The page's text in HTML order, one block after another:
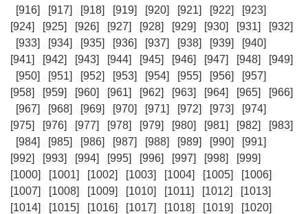
[916] [917] [918] [919] [920] [921] [922]
[923]
[924]
[925] [926] [927] [928] [929] [930] [931]
[932]
[933]
[934] [935] [936] [937] [938] [939]
[940]
[941]
[942] [943] [944] [945] [946] [947] [948]
[949]
[950]
[951] [952] [953] [954] [955] [956]
[957]
[958]
[959] [960] [961] [962] [963] [964] [965]
[966]
[967]
[968] [969] [970] [971] [972] [973]
[974]
[975]
[976] [977] [978] [979] [980] [981] [982]
[983]
[984]
[985] [986] [987] [988] [989] [990]
[991]
[992]
[993] [994] [995] [996] [997] [998]
[999]
[1000]
[1001] [1002] [1003] [1004] [1005]
[1006]
[1007]
[1008] [1009] [1010] [1011] [1012]
[1013]
[1014]
[1015] [1016] [1017] [1018] [1019]
[1020]